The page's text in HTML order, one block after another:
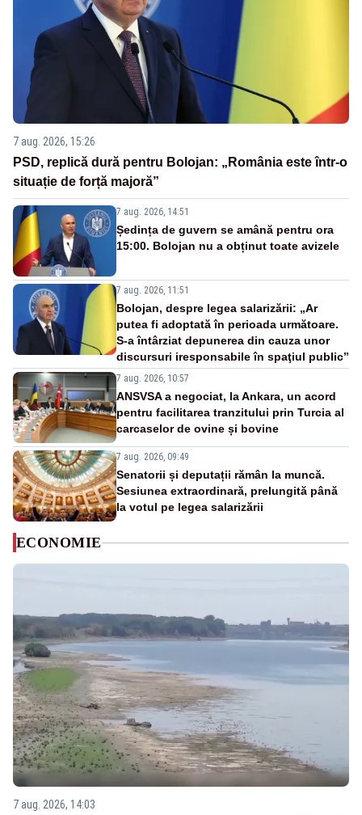
7 aug. 2026, 15:26
PSD, replică dură pentru Bolojan: „România este într-o
situație de forță majoră”
7 aug. 2026, 14:51
Ședința de guvern se amână pentru ora
15:00. Bolojan nu a obținut toate avizele
7 aug. 2026, 11:51
Bolojan, despre legea salarizării: „Ar
putea fi adoptată în perioada următoare.
S-a întârziat depunerea din cauza unor
discursuri iresponsabile în spaţiul public”
7 aug. 2026, 10:57
ANSVSA a negociat, la Ankara, un acord
pentru facilitarea tranzitului prin Turcia al
carcaselor de ovine și bovine
7 aug. 2026, 09:49
Senatorii și deputații rămân la muncă.
Sesiunea extraordinară, prelungită până
la votul pe legea salarizării
ECONOMIE
7 aug. 2026, 14:03